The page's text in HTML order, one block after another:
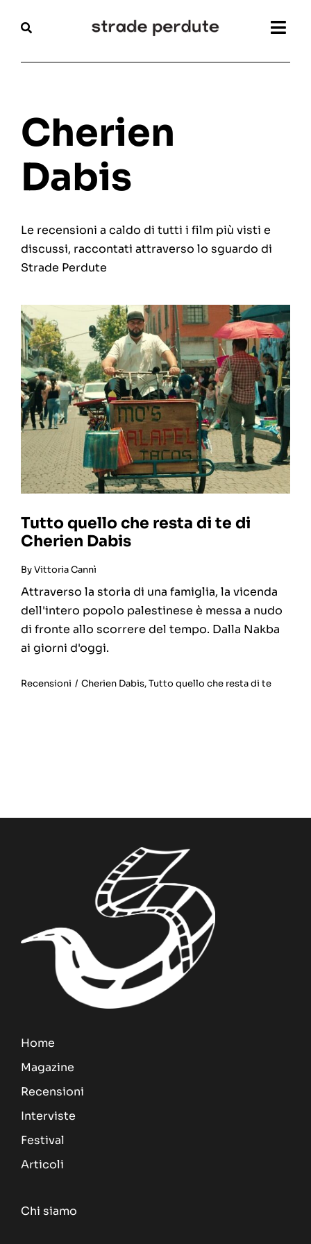
Magazine
Interviste
Festival
Articoli
Chi siamo
Cherien
Dabis
Le recensioni a caldo di tutti i film più visti e
discussi, raccontati attraverso lo sguardo di
Strade Perdute
Tutto quello che resta di te di
Cherien Dabis
ByVittoria Cannì
Attraverso la storia di una famiglia, la vicenda
dell'intero popolo palestinese è messa a nudo
di fronte allo scorrere del tempo. Dalla Nakba
ai giorni d'oggi.
Recensioni / Cherien Dabis,Tutto quello che resta di te
Home
Magazine
Recensioni
Interviste
Festival
Articoli
Chi siamo